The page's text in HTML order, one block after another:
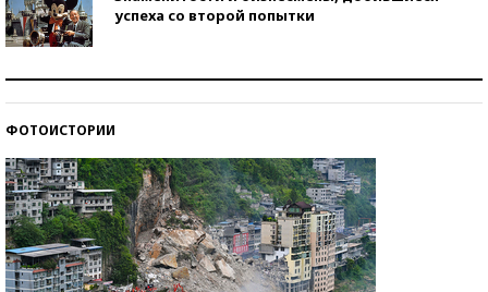
успеха со второй попытки
ФОТОИСТОРИИ